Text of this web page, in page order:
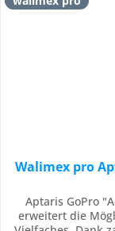
Walimex pro
Aptaris GoPro
erweitert die